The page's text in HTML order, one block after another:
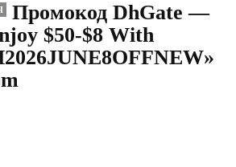
Промокод DhGate —
$50-$8 With